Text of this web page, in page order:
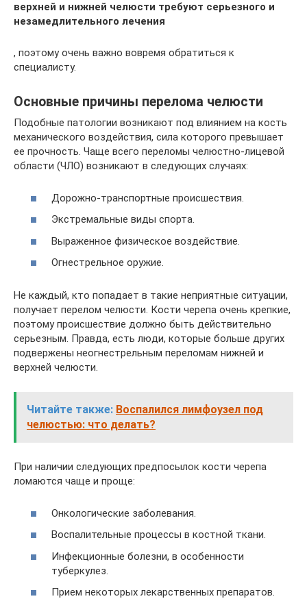
верхней и нижней челюсти требуют серьезного и
незамедлительного лечения
, поэтому очень важно вовремя обратиться к
специалисту.
Основные причины перелома челюсти
Подобные патологии возникают под влиянием на кость
механического воздействия, сила которого превышает
ее прочность. Чаще всего переломы челюстно-лицевой
области (ЧЛО) возникают в следующих случаях:
Дорожно-транспортные происшествия.
Экстремальные виды спорта.
Выраженное физическое воздействие.
Огнестрельное оружие.
Не каждый, кто попадает в такие неприятные ситуации,
получает перелом челюсти. Кости черепа очень крепкие,
поэтому происшествие должно быть действительно
серьезным. Правда, есть люди, которые больше других
подвержены неогнестрельным переломам нижней и
верхней челюсти.
Читайте также: Воспалился лимфоузел под
челюстью: что делать?
При наличии следующих предпосылок кости черепа
ломаются чаще и проще:
Онкологические заболевания.
Воспалительные процессы в костной ткани.
Инфекционные болезни, в особенности
туберкулез.
Прием некоторых лекарственных препаратов.